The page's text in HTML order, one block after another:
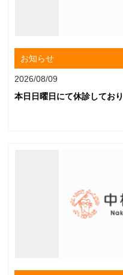
お知らせ
2026/08/09
本日日曜日にて休診しており